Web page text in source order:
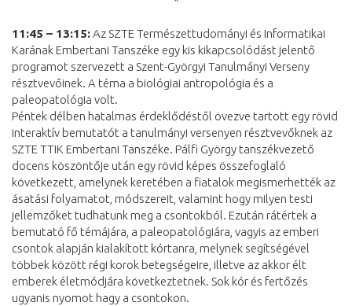
11:45 – 13:15:Az SZTE Természettudományi és Informatikai
Karának Embertani Tanszéke egy kis kikapcsolódást jelentő
programot szervezett a Szent-Györgyi Tanulmányi Verseny
résztvevőinek. A téma a biológiai antropológia és a
paleopatológia volt.
Péntek délben hatalmas érdeklődéstől övezve tartott egy rövid
interaktív bemutatót a tanulmányi versenyen résztvevőknek az
SZTE TTIK Embertani Tanszéke. Pálfi György tanszékvezető
docens köszöntője után egy rövid képes összefoglaló
következett, amelynek keretében a fiatalok megismerhették az
ásatási folyamatot, módszereit, valamint hogy milyen testi
jellemzőket tudhatunk meg a csontokból. Ezután rátértek a
bemutató fő témájára, a paleopatológiára, vagyis az emberi
csontok alapján kialakított kórtanra, melynek segítségével
többek között régi korok betegségeire, illetve az akkor élt
emberek életmódjára következtetnek. Sok kór és fertőzés
ugyanis nyomot hagy a csontokon.